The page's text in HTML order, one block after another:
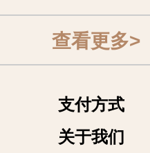
查看更多>
支付方式
关于我们